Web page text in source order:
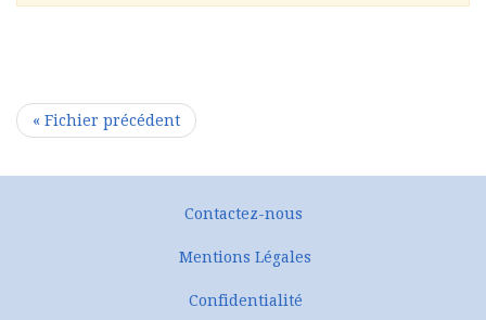
« Fichier précédent
Contactez-nous
Mentions Légales
Confidentialité